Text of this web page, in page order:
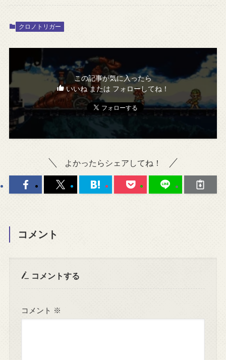
クロノトリガー
この記事が気に入ったら
いいね または フォローしてね！
よかったらシェアしてね！
コメント
コメントする
コメント ※